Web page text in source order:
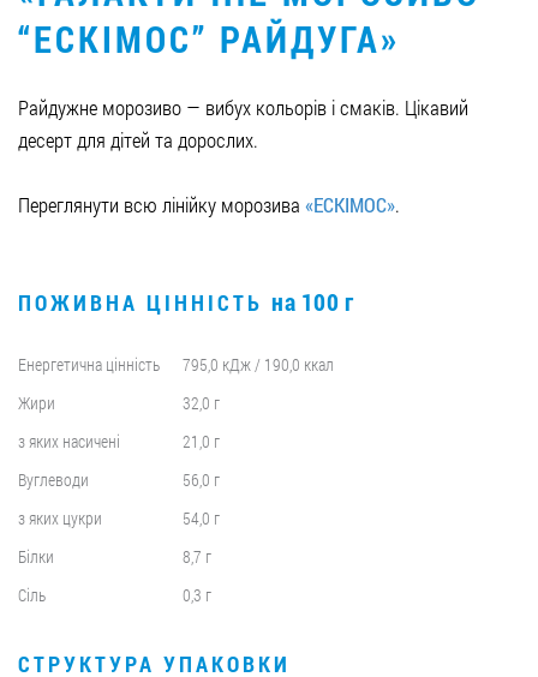
0412 48 28 17
0412 42 29 23
“ЕСКІМОС” РАЙДУГА»
Райдужне морозиво — вибух кольорів і смаків. Цікавий
десерт для дітей та дорослих.
Переглянути всю лінійку морозива «ЕСКІМОС».
ПОЖИВНА ЦІННІСТЬ на 100 г
Енергетична цінність
795,0 кДж / 190,0 ккал
Жири
32,0 г
з яких насичені
21,0 г
Вуглеводи
56,0 г
з яких цукри
54,0 г
Білки
8,7 г
Сіль
0,3 г
СТРУКТУРА УПАКОВКИ